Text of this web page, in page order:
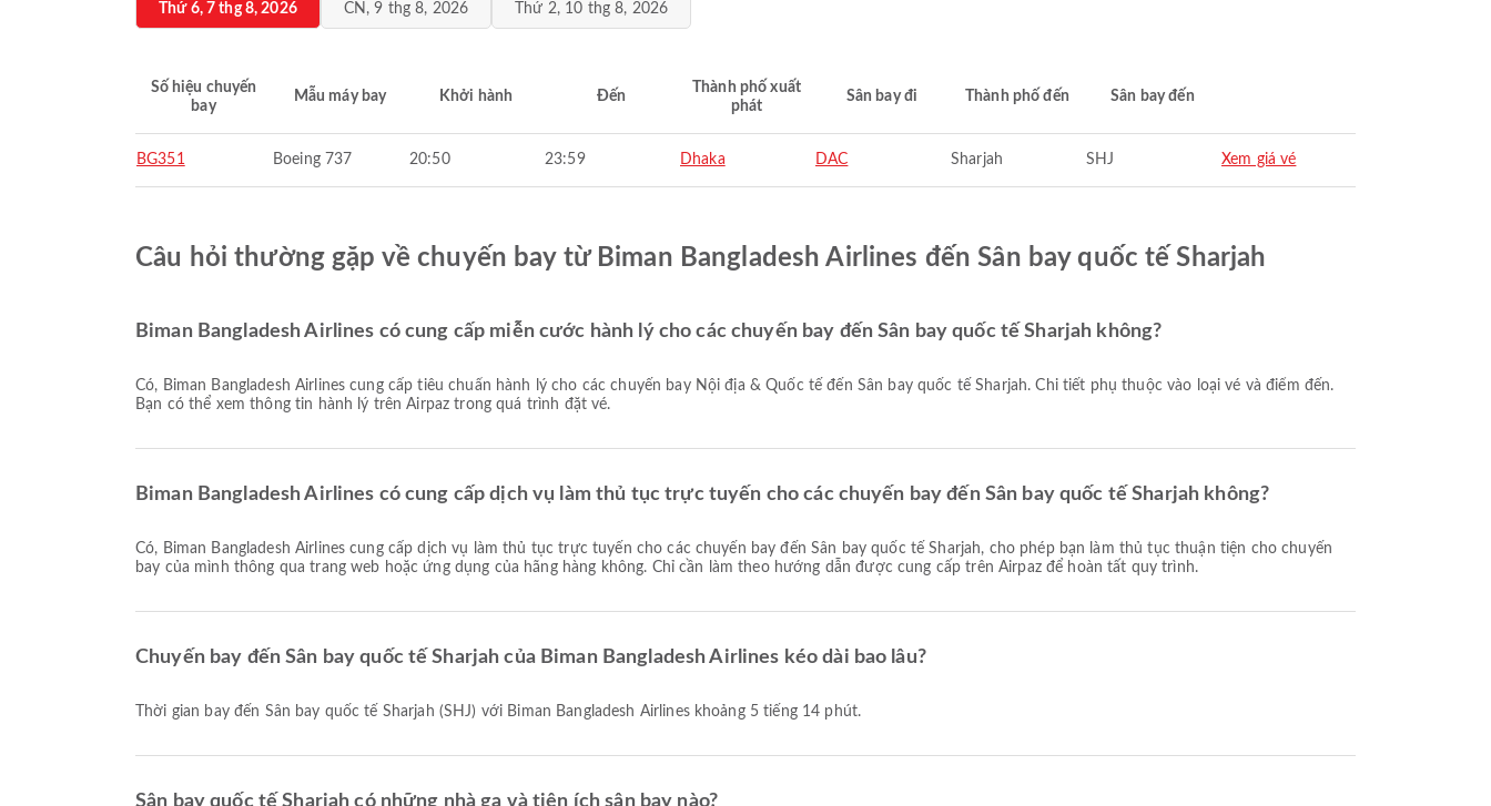
Thứ 6, 7 thg 8, 2026 CN, 9 thg 8, 2026 Thứ 2, 10 thg 8, 2026
Số hiệu chuyến
bay
Mẫu máy bay Khởi hành Đến
Thành phố xuất
phát
Sân bay đi Thành phố đến Sân bay đến
BG351 Boeing 737 20:50 23:59 Dhaka DAC Sharjah SHJ Xem giá vé
Câu hỏi thường gặp về chuyến bay từ Biman Bangladesh Airlines đến Sân bay quốc tế Sharjah
Biman Bangladesh Airlines có cung cấp miễn cước hành lý cho các chuyến bay đến Sân bay quốc tế Sharjah không?
Có, Biman Bangladesh Airlines cung cấp tiêu chuẩn hành lý cho các chuyến bay Nội địa & Quốc tế đến Sân bay quốc tế Sharjah. Chi tiết phụ thuộc vào loại vé và điểm đến.
Bạn có thể xem thông tin hành lý trên Airpaz trong quá trình đặt vé.
Biman Bangladesh Airlines có cung cấp dịch vụ làm thủ tục trực tuyến cho các chuyến bay đến Sân bay quốc tế Sharjah không?
Có, Biman Bangladesh Airlines cung cấp dịch vụ làm thủ tục trực tuyến cho các chuyến bay đến Sân bay quốc tế Sharjah, cho phép bạn làm thủ tục thuận tiện cho chuyến
bay của mình thông qua trang web hoặc ứng dụng của hãng hàng không. Chỉ cần làm theo hướng dẫn được cung cấp trên Airpaz để hoàn tất quy trình.
Chuyến bay đến Sân bay quốc tế Sharjah của Biman Bangladesh Airlines kéo dài bao lâu?
Thời gian bay đến Sân bay quốc tế Sharjah (SHJ) với Biman Bangladesh Airlines khoảng 5 tiếng 14 phút.
Sân bay quốc tế Sharjah có những nhà ga và tiện ích sân bay nào?